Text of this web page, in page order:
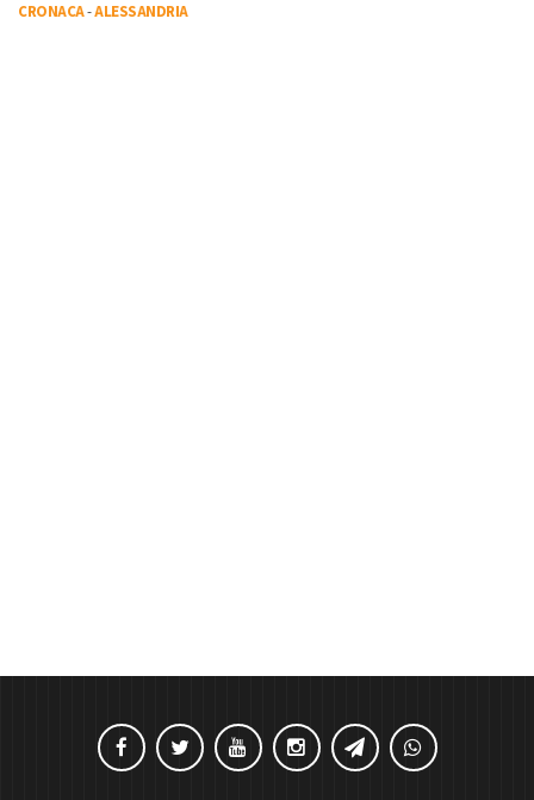
CRONACA-ALESSANDRIA